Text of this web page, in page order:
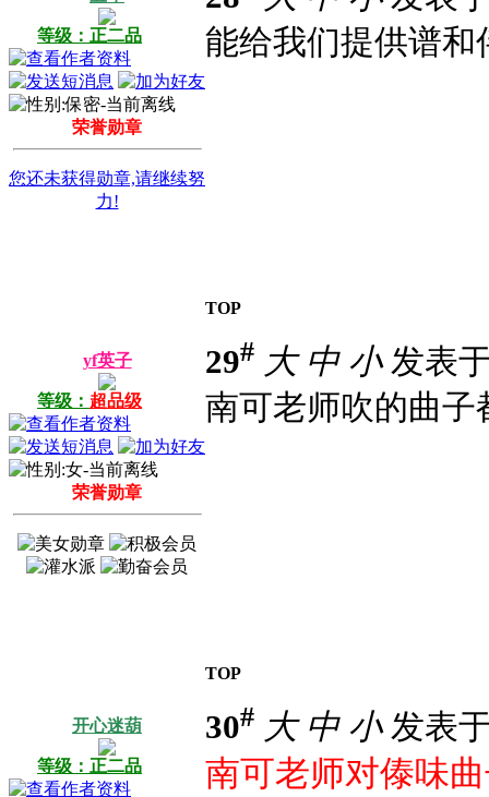
等级：正二品
荣誉勋章
您还未获得勋章,请继续努
力!
能给我们提供谱和
TOP
yf英子
等级： 超品级
荣誉勋章
29# 大 中 小发表
南可老师吹的曲子
TOP
开心迷葫
等级：正二品
30# 大 中 小发表
南可老师对傣味